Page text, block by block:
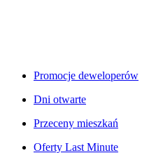
Promocje deweloperów
Dni otwarte
Przeceny mieszkań
Oferty Last Minute